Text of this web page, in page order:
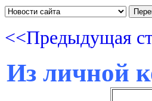
<<Предыдущая
Из личной